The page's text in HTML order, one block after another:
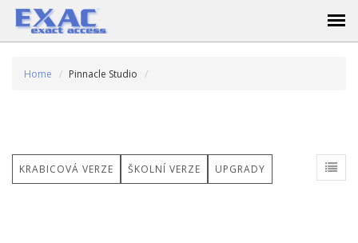
Home Pinnacle Studio
KRABICOVÁ VERZE ŠKOLNÍ VERZE UPGRADY